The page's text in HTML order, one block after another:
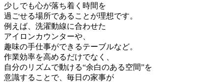
少しでも心が落ち着く時間を
過ごせる場所であることが理想です。
例えば、洗濯動線に合わせた
アイロンカウンターや、
趣味の手仕事ができるテーブルなど。
作業効率を高めるだけでなく、
自分のリズムで動ける“余白のある空間”を
意識することで、毎日の家事が